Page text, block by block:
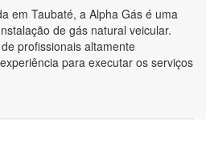
em Taubaté, a Alpha Gás é uma
de gás natural veicular.
profissionais altamente
para executar os serviços